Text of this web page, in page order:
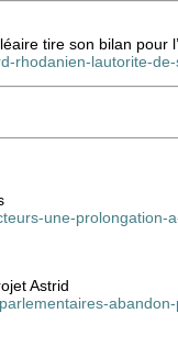
tire son bilan pour
rhodanien-lautorite-
une-prolongation-
Astrid